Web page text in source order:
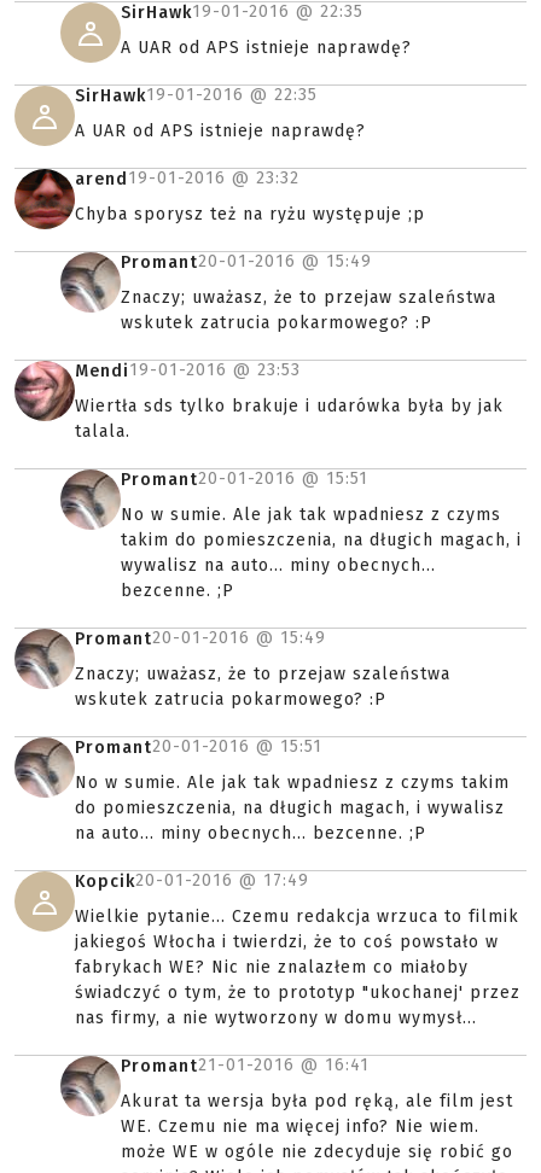
SirHawk19-01-2016 @ 22:35
A UAR od APS istnieje naprawdę?
SirHawk19-01-2016 @ 22:35
A UAR od APS istnieje naprawdę?
arend 19-01-2016 @ 23:32
Chyba sporysz też na ryżu występuje ;p
Promant20-01-2016 @ 15:49
Znaczy; uważasz, że to przejaw szaleństwa
wskutek zatrucia pokarmowego? :P
Mendi19-01-2016 @ 23:53
Wiertła sds tylko brakuje i udarówka była by jak
talala.
Promant20-01-2016 @ 15:51
No w sumie. Ale jak tak wpadniesz z czyms
takim do pomieszczenia, na długich magach, i
wywalisz na auto... miny obecnych...
bezcenne. ;P
Promant20-01-2016 @ 15:49
Znaczy; uważasz, że to przejaw szaleństwa
wskutek zatrucia pokarmowego? :P
Promant20-01-2016 @ 15:51
No w sumie. Ale jak tak wpadniesz z czyms takim
do pomieszczenia, na długich magach, i wywalisz
na auto... miny obecnych... bezcenne. ;P
Kopcik20-01-2016 @ 17:49
Wielkie pytanie... Czemu redakcja wrzuca to filmik
jakiegoś Włocha i twierdzi, że to coś powstało w
fabrykach WE? Nic nie znalazłem co miałoby
świadczyć o tym, że to prototyp "ukochanej' przez
nas firmy, a nie wytworzony w domu wymysł...
Promant21-01-2016 @ 16:41
Akurat ta wersja była pod ręką, ale film jest
WE. Czemu nie ma więcej info? Nie wiem.
może WE w ogóle nie zdecyduje się robić go